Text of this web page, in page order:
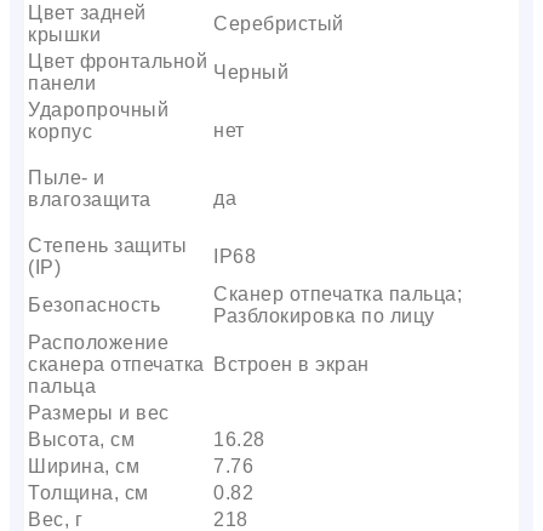
Цвет задней
крышки
Серебристый
Цвет фронтальной
панели
Черный
Ударопрочный
корпус
нет
Пыле- и
влагозащита
да
Степень защиты
(IP)
IP68
Безопасность
Сканер отпечатка пальца;
Разблокировка по лицу
Расположение
сканера отпечатка
пальца
Встроен в экран
Размеры и вес
Высота, см
16.28
Ширина, см
7.76
Толщина, см
0.82
Вес, г
218